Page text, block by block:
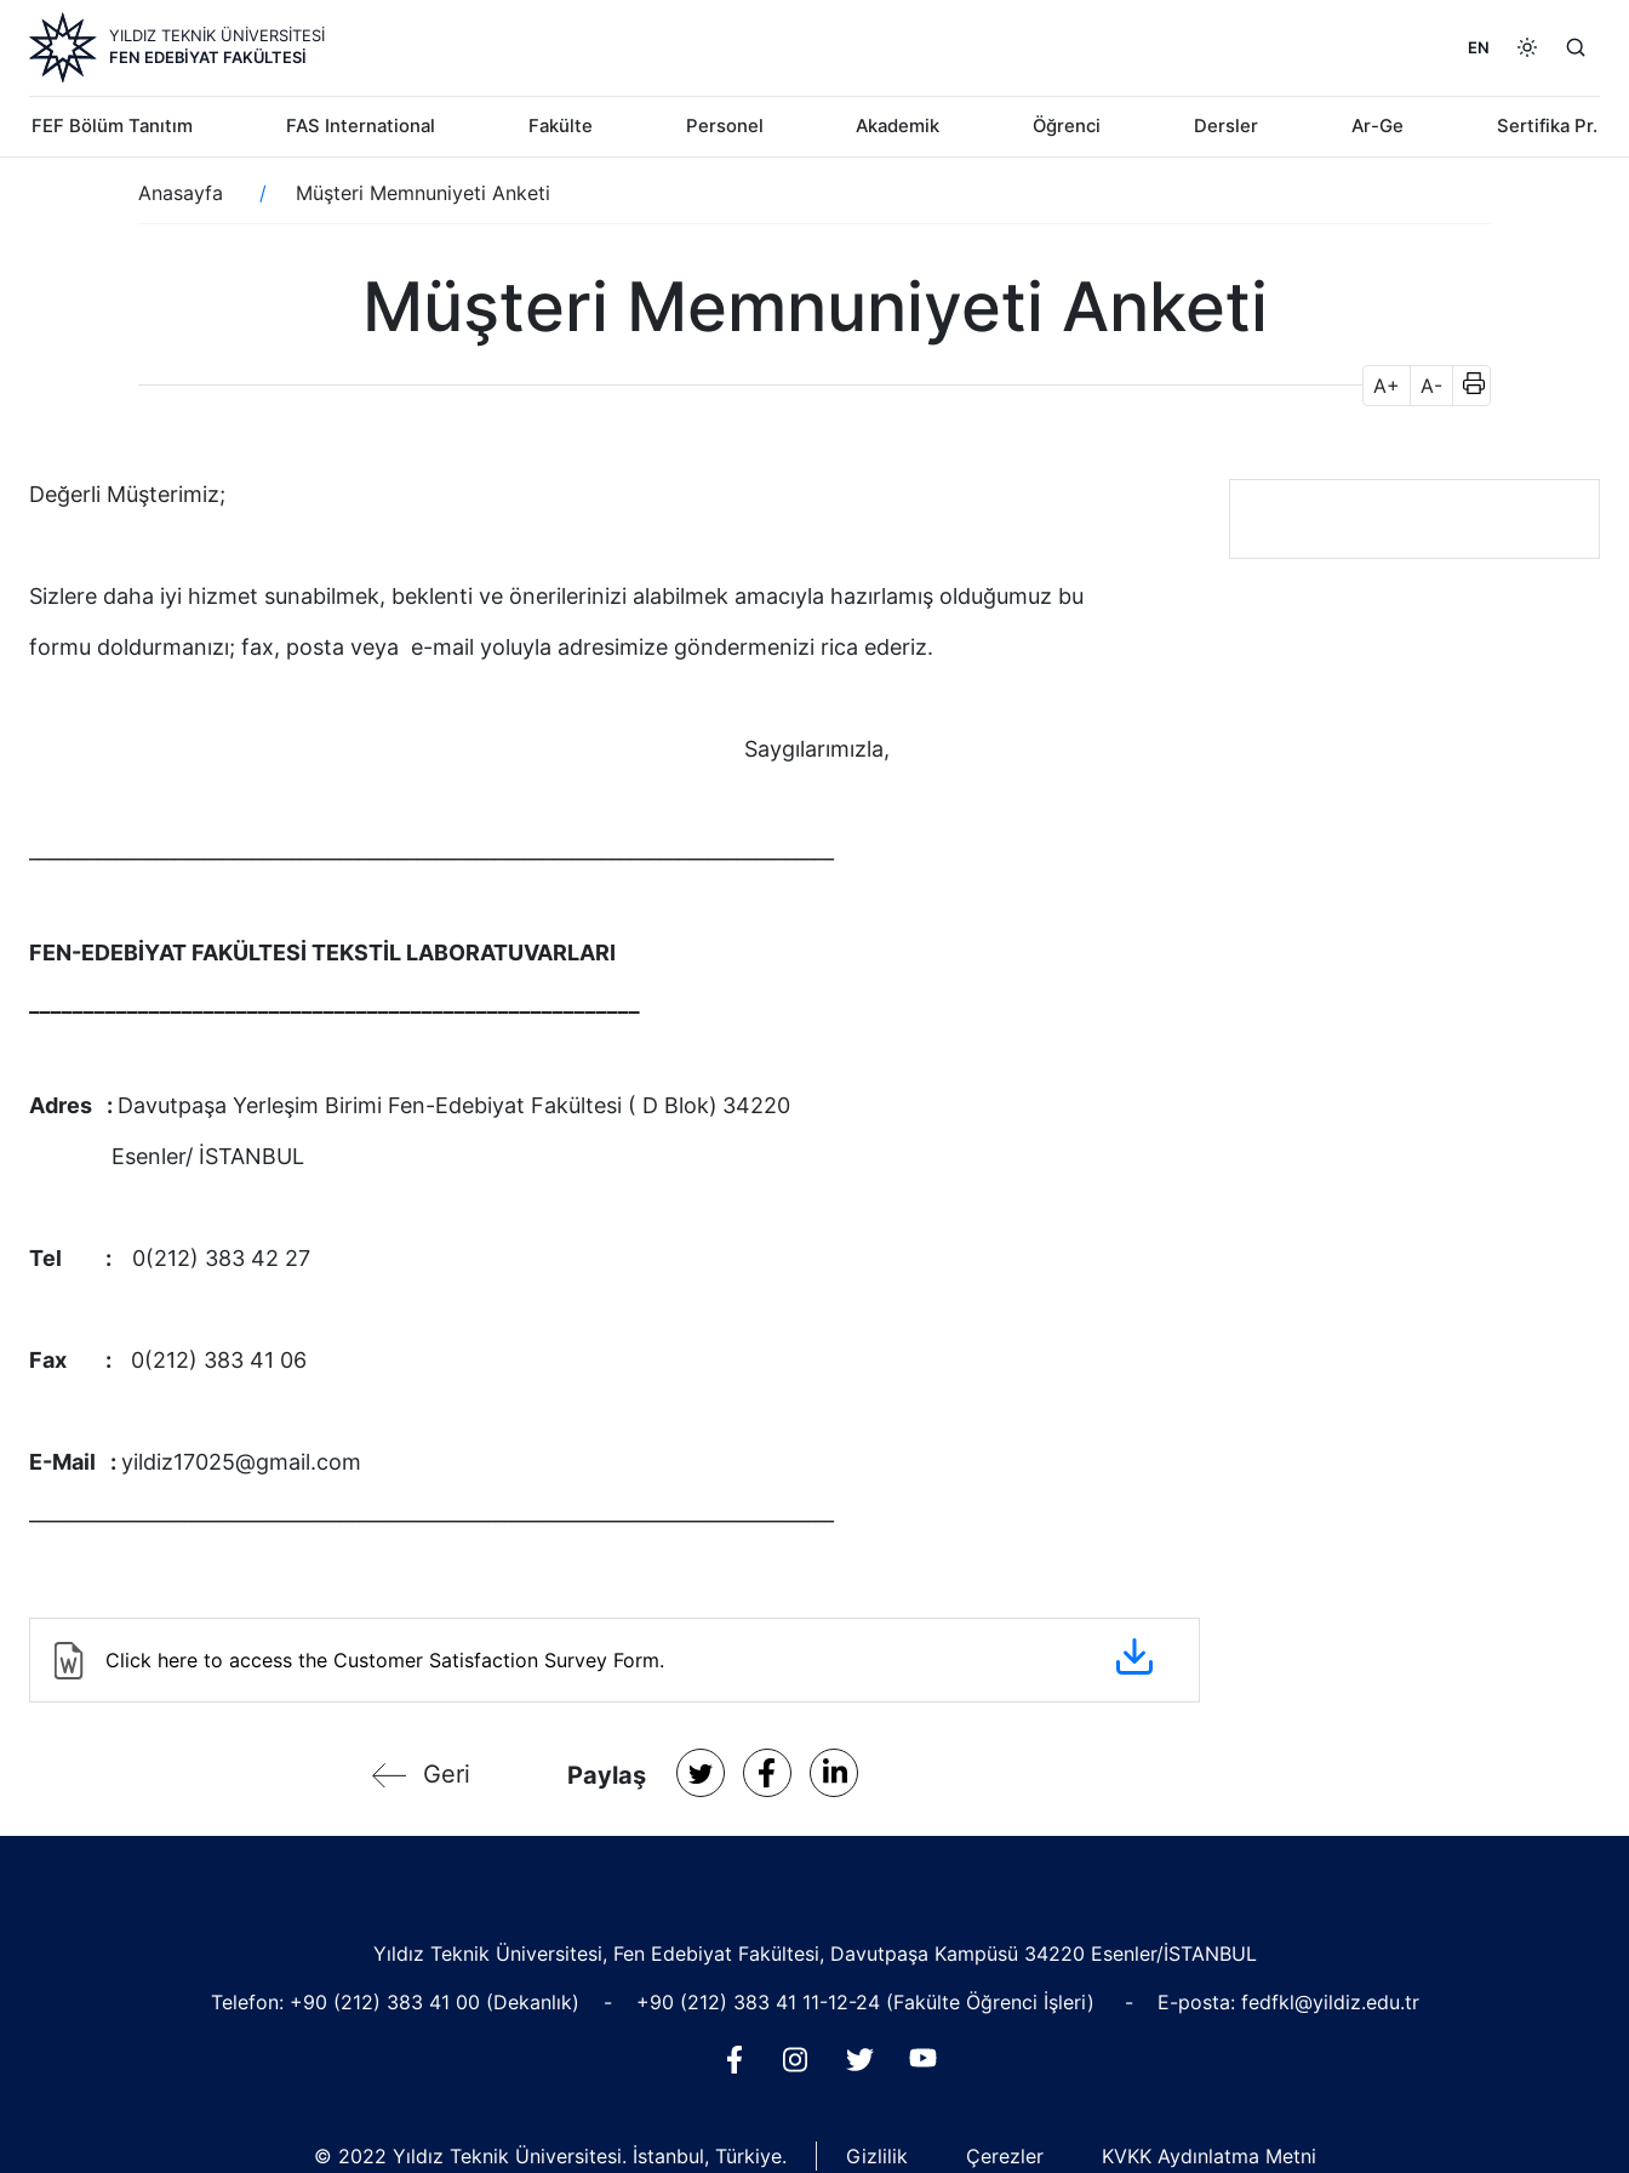
içeriğe
YILDIZ TEKNİK ÜNİVERSİTESİ
FEN EDEBIYAT FAKÜLTESI
FEF Bölüm Tanıtım FAS International Fakülte Personel Akademik Öğrenci Dersler Ar-Ge Sertifika Pr.
EN
Sayfa
yolu
Anasayfa Müşteri Memnuniyeti Anketi
Müşteri Memnuniyeti Anketi
A+ A-
Değerli Müşterimiz;
Sizlere daha iyi hizmet sunabilmek, beklenti ve önerilerinizi alabilmek amacıyla hazırlamış olduğumuz bu
formu doldurmanızı; fax, posta veya e-mail yoluyla adresimize göndermenizi rica ederiz.
Saygılarımızla,
FEN-EDEBİYAT FAKÜLTESİ TEKSTİL LABORATUVARLARI
Adres : Davutpaşa Yerleşim Birimi Fen-Edebiyat Fakültesi ( D Blok) 34220
Esenler/ İSTANBUL
Tel : 0(212) 383 42 27
Fax : 0(212) 383 41 06
E-Mail : yildiz17025@gmail.com
Click here to access the Customer Satisfaction Survey Form.
Geri Paylaş
Yıldız Teknik Üniversitesi, Fen Edebiyat Fakültesi, Davutpaşa Kampüsü 34220 Esenler/İSTANBUL
Telefon: +90 (212) 383 41 00 (Dekanlık) - +90 (212) 383 41 11-12-24 (Fakülte Öğrenci İşleri) - E-posta: fedfkl@yildiz.edu.tr
© 2022 Yıldız Teknik Üniversitesi. İstanbul, Türkiye. Gizlilik Çerezler KVKK Aydınlatma Metni